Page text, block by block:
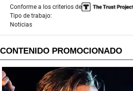
Conforme a los criterios de
Tipo de trabajo:
Noticias